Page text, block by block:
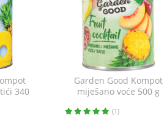
340
Garden Good Kompot
miješano voće 500 g
(1)